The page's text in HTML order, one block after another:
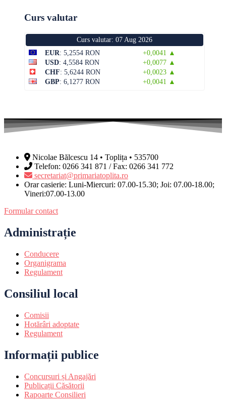
Curs valutar
Curs valutar: 07 Aug 2026
EUR: 5,2554 RON
+0,0041 ▲
USD: 4,5584 RON
+0,0077 ▲
CHF: 5,6244 RON
+0,0023 ▲
GBP: 6,1277 RON +0,0041 ▲
Nicolae Bălcescu 14 • Toplița • 535700
Telefon: 0266 341 871 / Fax: 0266 341 772
secretariat@primariatoplita.ro
Orar casierie: Luni-Miercuri: 07.00-15.30; Joi: 07.00-18.00;
Vineri:07.00-13.00
Formular contact
Administrație
Conducere
Organigrama
Regulament
Consiliul local
Comisii
Hotărâri adoptate
Regulament
Informații publice
Concursuri și Angajări
Publicații Căsătorii
Rapoarte Consilieri